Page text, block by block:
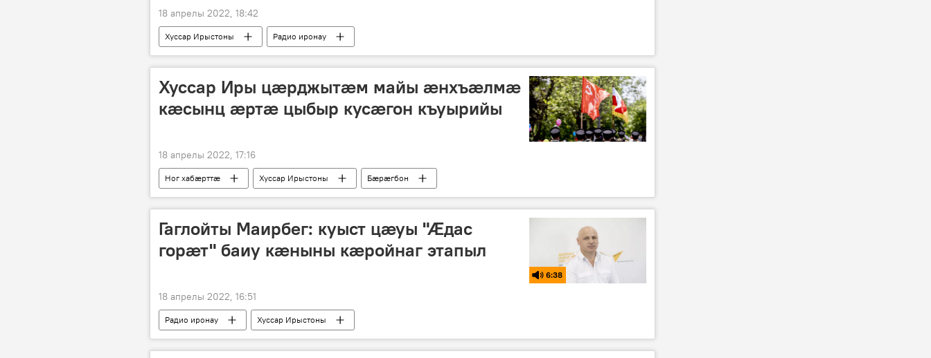
18 апрелы 2022, 18:42
Хуссар Ирыстоны Радио иронау
Хуссар Иры цӕрджытӕм майы ӕнхъӕлмӕ
кӕсынц ӕртӕ цыбыр кусӕгон къуырийы
18 апрелы 2022, 17:16
Ног хабӕрттӕ Хуссар Ирыстоны Бӕрӕгбон
Гаглойты Маирбег: куыст цӕуы "Ӕдас
горӕт" баиу кӕныны кӕройнаг этапыл
6:38
18 апрелы 2022, 16:51
Радио иронау Хуссар Ирыстоны